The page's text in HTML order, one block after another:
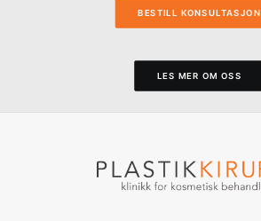
BESTILL KONSULTASJON
LES MER OM OSS